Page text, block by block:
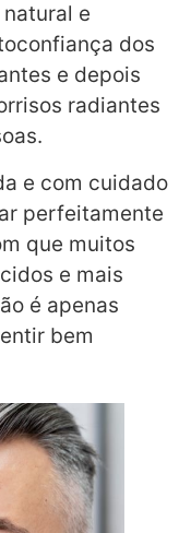
e
dos
e depois
radiantes
e com cuidado
perfeitamente
que muitos
e mais
é apenas
bem